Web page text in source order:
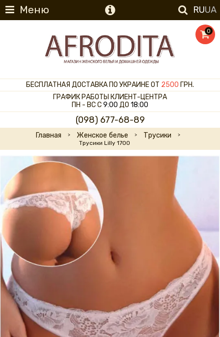
Меню RUUA
0
БЕСПЛАТНАЯ ДОСТАВКА ПО УКРАИНЕ ОТ 2500 ГРН.
ГРАФИК РАБОТЫ КЛИЕНТ-ЦЕНТРА
ПН - ВС С9:00 ДО 18:00
(098) 677-68-89
Главная Женское белье Трусики
Трусики Lilly 1700